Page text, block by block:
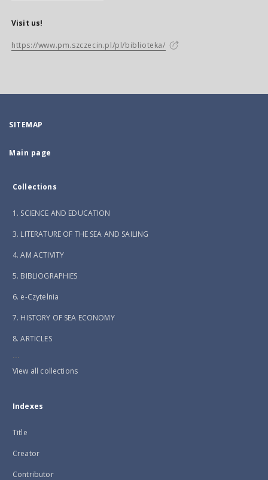
Visit us!
https://www.pm.szczecin.pl/pl/biblioteka/
SITEMAP
Main page
Collections
1. SCIENCE AND EDUCATION
3. LITERATURE OF THE SEA AND SAILING
4. AM ACTIVITY
5. BIBLIOGRAPHIES
6. e-Czytelnia
7. HISTORY OF SEA ECONOMY
8. ARTICLES
...
View all collections
Indexes
Title
Creator
Contributor